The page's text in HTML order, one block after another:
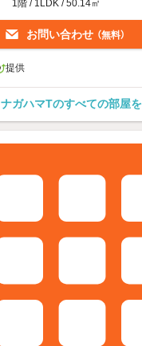
1階 / 1LDK / 50.14㎡
お問い合わせ （無料）
提供
ナガハマTのすべての部屋